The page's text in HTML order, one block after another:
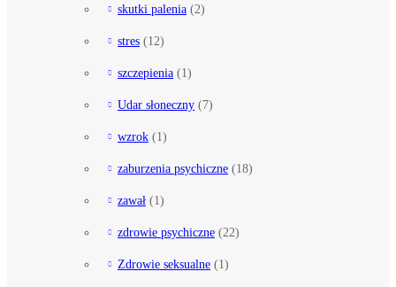
skutki palenia (2)
stres (12)
szczepienia (1)
Udar słoneczny (7)
wzrok (1)
zaburzenia psychiczne (18)
zawał (1)
zdrowie psychiczne (22)
Zdrowie seksualne (1)